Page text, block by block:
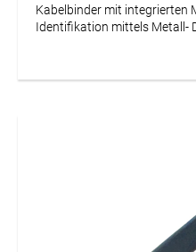
Kabelbinder mit integrierten
Identifikation mittels Metall-
Pharmaindustrie.